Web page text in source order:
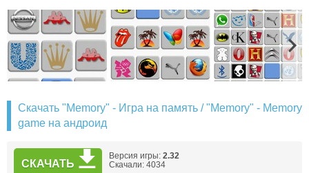
Скачать "Memory" - Игра на память / "Memory" - Memory
game на андроид
СКАЧАТЬ
Версия игры: 2.32
Скачали: 4034